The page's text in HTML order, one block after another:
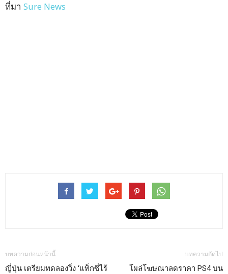
ที่มา Sure News
บทความก่อนหน้านี้
ญี่ปุ่น เตรียมทดลองวิ่ง ‘แท็กซี่ไร้
บทความถัดไป
โผล่โฆษณาลดราคา PS4 บน